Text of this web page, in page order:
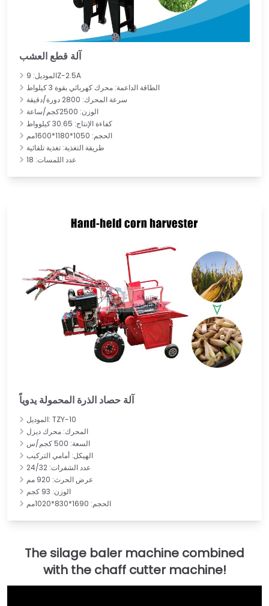
آلة قطع العشب
الموديل: 9Z-2.5A
الطاقة الداعمة: محرك كهربائي بقوة 3 كيلواط
سرعة المحرك: 2800 دورة/دقيقة
الوزن: 2500كجم/ساعة
كفاءة الإنتاج: 30.65 كيلوواط
الحجم: 1050*1180*1600مم
طريقة التغذية: تغذية تلقائية
عدد اللمسات: 18
آلة حصاد الذرة المحمولة يدوياً
الموديل: TZY-10
المحرك: محرك ديزل
السعة: 500 كجم/س
الهيكل: أمامي التركيب
عدد الشفرات: 24/32
عرض الحرث: 920 مم
الوزن: 93 كجم
الحجم: 1690*830*1020مم